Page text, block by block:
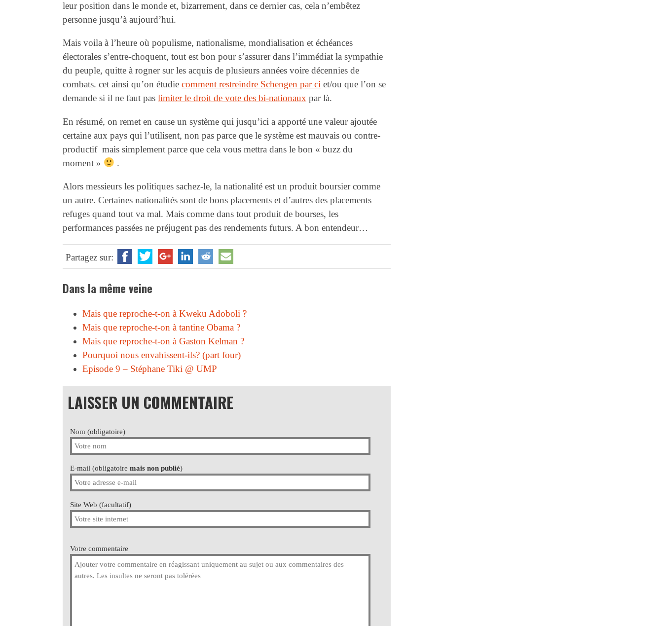
leur position dans le monde et, bizarrement, dans ce dernier cas, cela n’embêtez
personne jusqu’à aujourd’hui.
Mais voila à l’heure où populisme, nationalisme, mondialisation et échéances
électorales s’entre-choquent, tout est bon pour s’assurer dans l’immédiat la sympathie
du peuple, quitte à rogner sur les acquis de plusieurs années voire décennies de
combats. cet ainsi qu’on étudie comment restreindre Schengen par ci et/ou que l’on se
demande si il ne faut pas limiter le droit de vote des bi-nationaux par là.
En résumé, on remet en cause un système qui jusqu’ici a apporté une valeur ajoutée
certaine aux pays qui l’utilisent, non pas parce que le système est mauvais ou contre-
productif mais simplement parce que cela vous mettra dans le bon « buzz du
moment »
.
Alors messieurs les politiques sachez-le, la nationalité est un produit boursier comme
un autre. Certaines nationalités sont de bons placements et d’autres des placements
refuges quand tout va mal. Mais comme dans tout produit de bourses, les
performances passées ne préjugent pas des rendements futurs. A bon entendeur…
Partagez sur:
Dans la même veine
Mais que reproche-t-on à Kweku Adoboli ?
Mais que reproche-t-on à tantine Obama ?
Mais que reproche-t-on à Gaston Kelman ?
Pourquoi nous envahissent-ils? (part four)
Episode 9 – Stéphane Tiki @ UMP
LAISSER UN COMMENTAIRE
Nom (obligatoire)
E-mail (obligatoire mais non publié)
Site Web (facultatif)
Votre commentaire